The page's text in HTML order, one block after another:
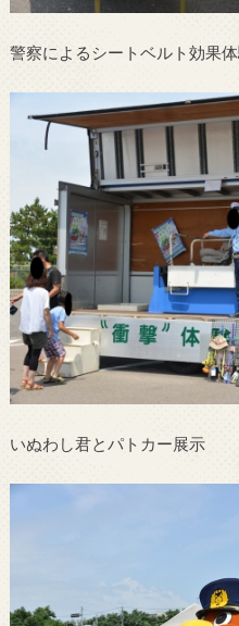
警察によるシートベルト効果
いぬわし君とパトカー展示